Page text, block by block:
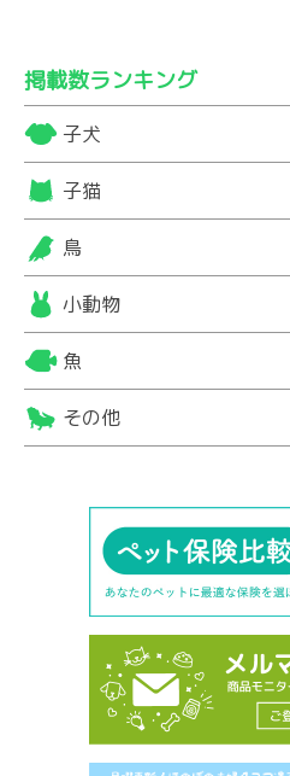
掲載数ランキング
子犬
子猫
鳥
小動物
魚
その他